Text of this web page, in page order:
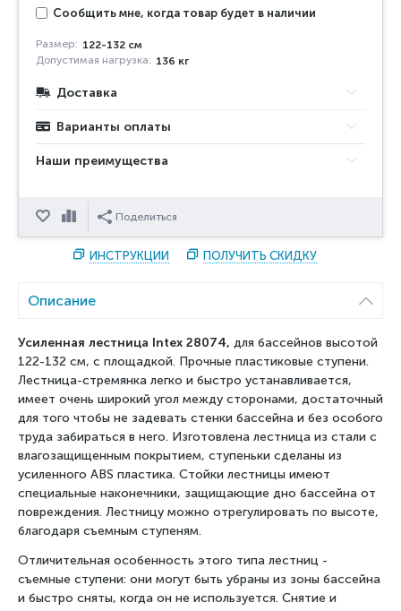
Сообщить мне, когда товар будет в наличии
Размер: 122-132 см
Допустимая нагрузка: 136 кг
Доставка
Варианты оплаты
Наши преимущества
ОтложитьСравнитьПоделиться
ИНСТРУКЦИИ ПОЛУЧИТЬ СКИДКУ
Описание
Усиленная лестница Intex 28074, для бассейнов высотой
122-132 см, с площадкой. Прочные пластиковые ступени.
Лестница-стремянка легко и быстро устанавливается,
имеет очень широкий угол между сторонами, достаточный
для того чтобы не задевать стенки бассейна и без особого
труда забираться в него. Изготовлена лестница из стали с
влагозащищенным покрытием, ступеньки сделаны из
усиленного ABS пластика. Стойки лестницы имеют
специальные наконечники, защищающие дно бассейна от
повреждения. Лестницу можно отрегулировать по высоте,
благодаря съемным ступеням.
Отличительная особенность этого типа лестниц -
съемные ступени: они могут быть убраны из зоны бассейна
и быстро сняты, когда он не используется. Снятие и